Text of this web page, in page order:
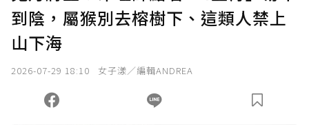
確認送出
您當前剩餘 U 利點數：0點；前往 購買點數
到陰，屬猴別去榕樹下、這類人禁上
山下海
2026-07-29 18:10 女子漾／編輯ANDREA